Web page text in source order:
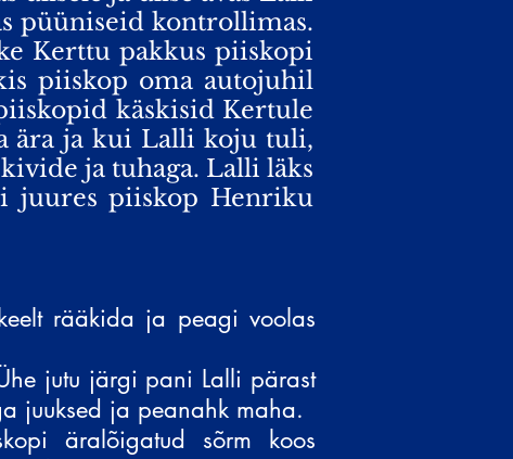
püüniseid kontrollimas.
Kerttu pakkus piiskopi
piiskop oma autojuhil
käskisid Kertule
ära ja kui Lalli koju tuli,
ja tuhaga. Lalli läks
juures piiskop Henriku
rääkida ja peagi voolas
jutu järgi pani Lalli pärast
juuksed ja peanahk maha.
äralõigatud sõrm koos